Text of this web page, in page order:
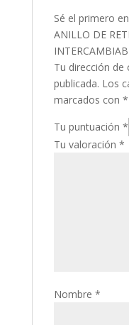
Sé el primero
ANILLO DE
Tu dirección
publicada. Los
marcados con *
Tu puntuación *
Tu valoración *
Nombre *